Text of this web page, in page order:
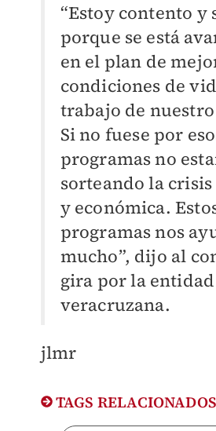
“Estoy contento y
porque se está
en el plan de
condiciones de
trabajo de
Si no fuese por
programas no
sorteando la
y económica.
programas nos
mucho”, dijo al
gira por la entidad
veracruzana.
jlmr
TAGS